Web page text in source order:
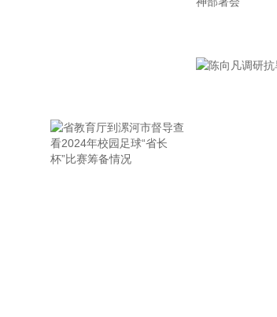
可推广的示范应用场景，为智慧绿色港口建
雨带发展旺盛，对上海市的影响呈现“风长雨
点。 台风“白海豚”登陆后深入内陆的走向还
不确定性，受到东西两环副热带高压的影响
座
实省市安全生